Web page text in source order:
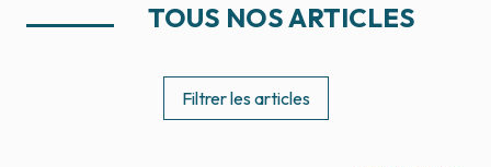
TOUS NOS ARTICLES
Filtrer les articles